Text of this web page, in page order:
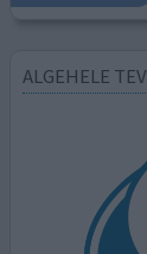
ALGEHELE